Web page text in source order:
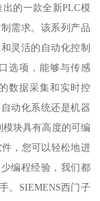
的一款全新PLC模
需求。该系列产品
灵活的自动化控制
选项，能够与传感
数据采集和实时控
动化系统还是机器
模块具有高度的可编
，您可以轻松地进
编程经验，我们都
。SIEMENS西门子